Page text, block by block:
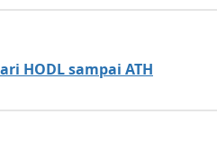
HODL sampai ATH